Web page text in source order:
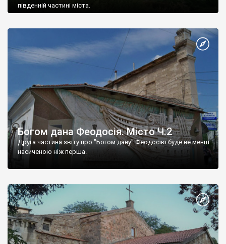
південній частині міста.
Богом дана Феодосія. Місто Ч.2
Друга частина звіту про "Богом дану" Феодосію буде не менш
насиченою ніж перша.